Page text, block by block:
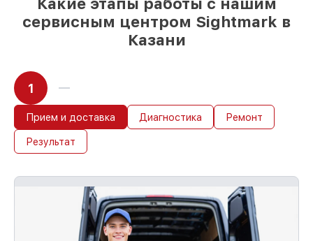
сервисным центром Sightmark в
Казани
1
Прием и доставка Диагностика Ремонт
Результат